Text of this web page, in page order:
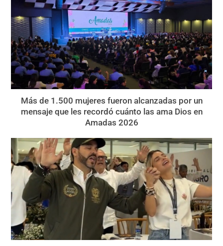
Más de 1.500 mujeres fueron alcanzadas por un
mensaje que les recordó cuánto las ama Dios en
Amadas 2026